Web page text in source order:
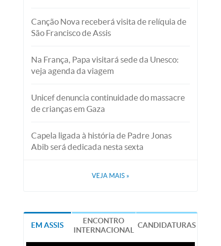
Canção Nova receberá visita de relíquia de
São Francisco de Assis
Na França, Papa visitará sede da Unesco:
veja agenda da viagem
Unicef denuncia continuidade do massacre
de crianças em Gaza
Capela ligada à história de Padre Jonas
Abib será dedicada nesta sexta
VEJA MAIS »
EM ASSIS
ENCONTRO
INTERNACIONAL
CANDIDATURAS